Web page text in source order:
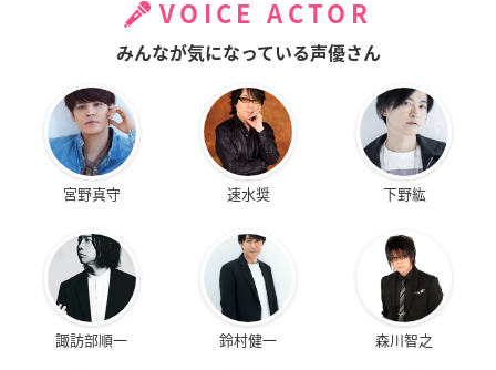
VOICE ACTOR
みんなが気になっている声優さん
宮野真守 速水奨 下野紘
諏訪部順一 鈴村健一 森川智之